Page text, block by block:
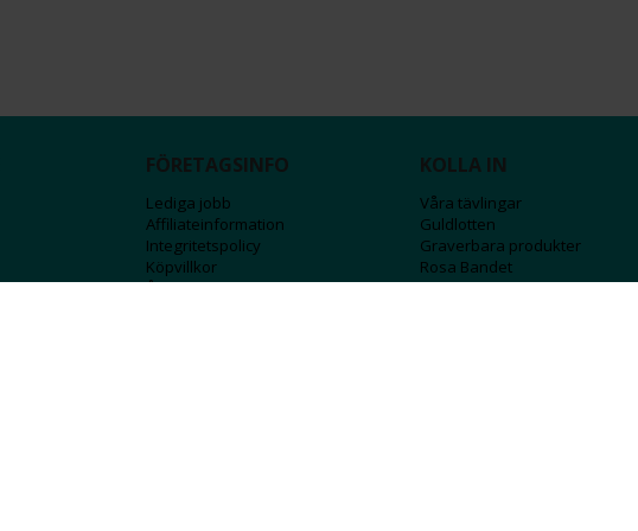
FÖRETAGSINFO
Lediga jobb
Affiliateinformation
Integritetspolicy
Köpvillkor
Ångra Köp
KOLLA IN
Våra tävlingar
Guldlotten
Graverbara produkter
Rosa Bandet
Wolt